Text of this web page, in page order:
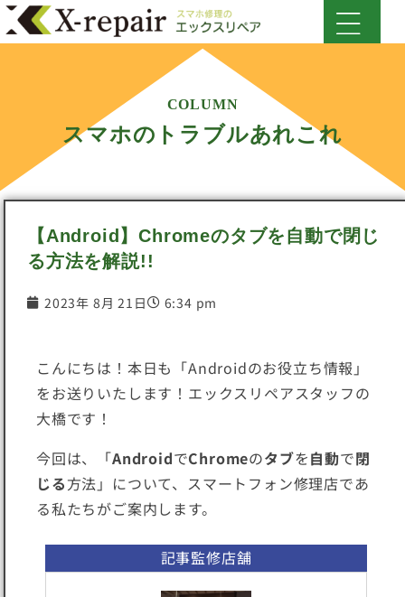
COLUMN
スマホのトラブルあれこれ
【Android】Chromeのタブを自動で閉じ
る方法を解説!!
2023年 8月 21日 6:34 pm
こんにちは！本日も「Androidのお役立ち情報」
をお送りいたします！エックスリペアスタッフの
大橋です！
今回は、「AndroidでChromeのタブを自動で閉
じる方法」について、スマートフォン修理店であ
る私たちがご案内します。
記事監修店舗